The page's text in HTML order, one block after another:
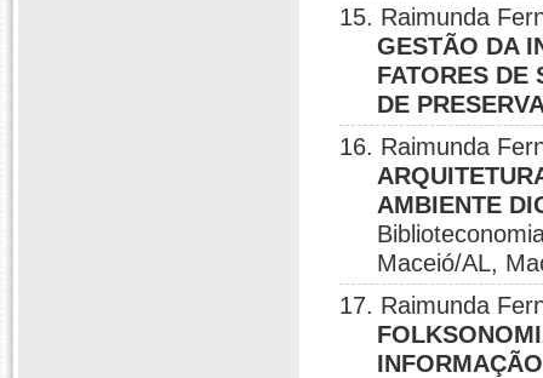
15. Raimunda
GESTÃO DA
FATORES DE
DE
16. Raimunda
AMBIENTE
Maceió/AL,
17. Raimunda